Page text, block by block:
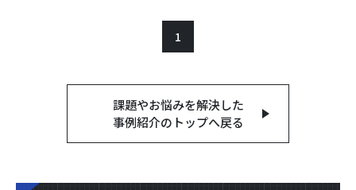
1
課題やお悩みを解決した
事例紹介のトップへ戻る